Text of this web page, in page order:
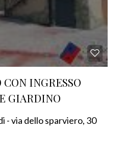
INGRESSO
GIARDINO
- via dello sparviero, 30